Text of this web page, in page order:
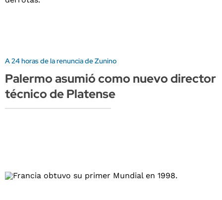
A 24 horas de la renuncia de Zunino
Palermo asumió como nuevo director
técnico de Platense